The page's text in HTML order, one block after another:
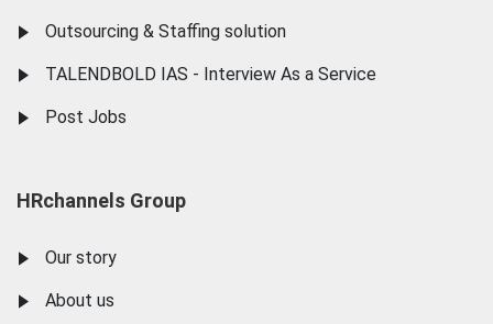
Outsourcing & Staffing solution
TALENDBOLD IAS - Interview As a Service
Post Jobs
HRchannels Group
Our story
About us